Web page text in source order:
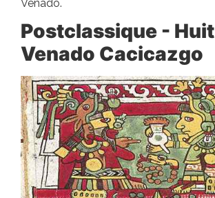
Venado.
Postclassique - Huit
Venado Cacicazgo